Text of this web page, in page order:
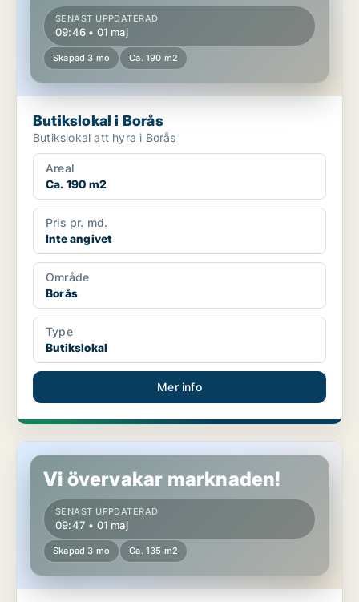
SENAST UPPDATERAD
09:46 • 01 maj
Skapad 3 mo Ca. 190 m2
Butikslokal i Borås
Butikslokal att hyra i Borås
Areal
Ca. 190 m2
Pris pr. md.
Inte angivet
Område
Borås
Type
Butikslokal
Mer info
Butikslokal i Borås
Vi övervakar marknaden!
SENAST UPPDATERAD
09:47 • 01 maj
Skapad 3 mo Ca. 135 m2